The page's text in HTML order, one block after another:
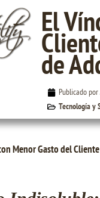
El
de
Publicado
Tecnología y
Menor Gasto del Cliente